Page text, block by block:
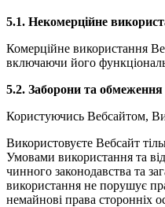
5.1. Некомерційне
Комерційне використання
включаючи його
5.2. Заборони та обмеження
Користуючись Вебсайтом,
Використовуєте Вебсайт
Умовами використання та
чинного законодавства та
використання не порушує
немайнові права сторонніх